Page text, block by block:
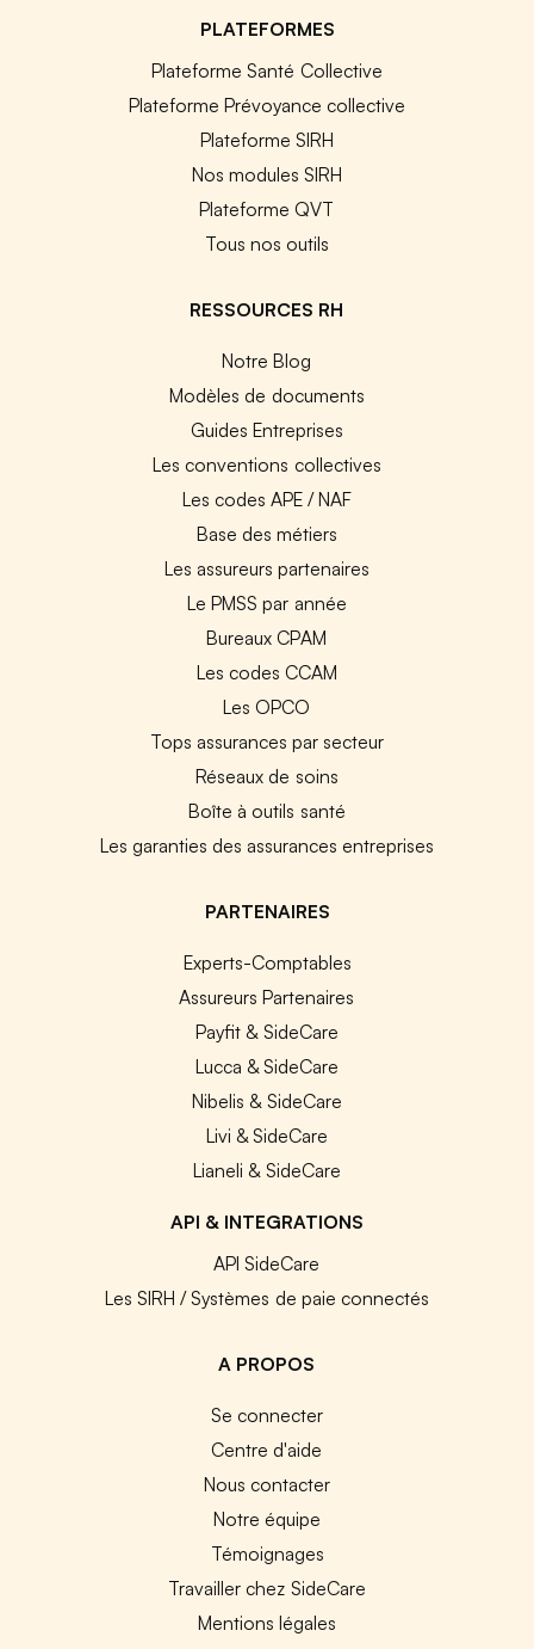
PLATEFORMES
Plateforme Santé Collective
Plateforme Prévoyance collective
Plateforme SIRH
Nos modules SIRH
Plateforme QVT
Tous nos outils
RESSOURCES RH
Notre Blog
Modèles de documents
Guides Entreprises
Les conventions collectives
Les codes APE / NAF
Base des métiers
Les assureurs partenaires
Le PMSS par année
Bureaux CPAM
Les codes CCAM
Les OPCO
Tops assurances par secteur
Réseaux de soins
Boîte à outils santé
Les garanties des assurances entreprises
PARTENAIRES
Experts-Comptables
Assureurs Partenaires
Payfit & SideCare
Lucca & SideCare
Nibelis & SideCare
Livi & SideCare
Lianeli & SideCare
API & INTEGRATIONS
API SideCare
Les SIRH / Systèmes de paie connectés
A PROPOS
Se connecter
Centre d'aide
Nous contacter
Notre équipe
Témoignages
Travailler chez SideCare
Mentions légales